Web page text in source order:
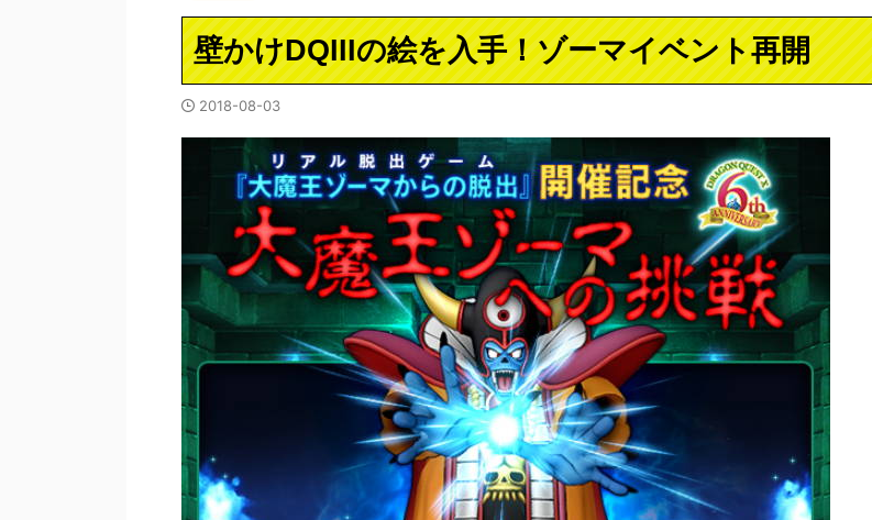
壁かけDQIIIの絵を入手！ゾーマイベント再開
2018-08-03